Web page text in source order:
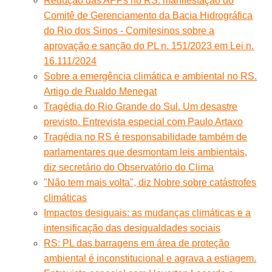
Comitê de Gerenciamento da Bacia Hidrográfica
do Rio dos Sinos - Comitesinos sobre a
aprovação e sanção do PL n. 151/2023 em Lei n.
16.111/2024
Sobre a emergência climática e ambiental no RS.
Artigo de Rualdo Menegat
Tragédia do Rio Grande do Sul. Um desastre
previsto. Entrevista especial com Paulo Artaxo
Tragédia no RS é responsabilidade também de
parlamentares que desmontam leis ambientais,
diz secretário do Observatório do Clima
"Não tem mais volta", diz Nobre sobre catástrofes
climáticas
Impactos desiguais: as mudanças climáticas e a
intensificação das desigualdades sociais
RS: PL das barragens em área de proteção
ambiental é inconstitucional e agrava a estiagem.